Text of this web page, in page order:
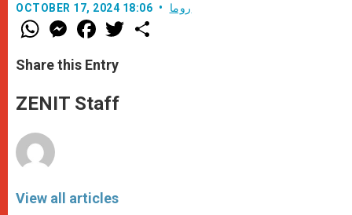
OCTOBER 17, 2024 18:06 روما
W
h
t
s
p
p
M
e
s
e
g
e
F
a
e
b
o
k
w
Share this Entry
ZENIT Staff
View all articles